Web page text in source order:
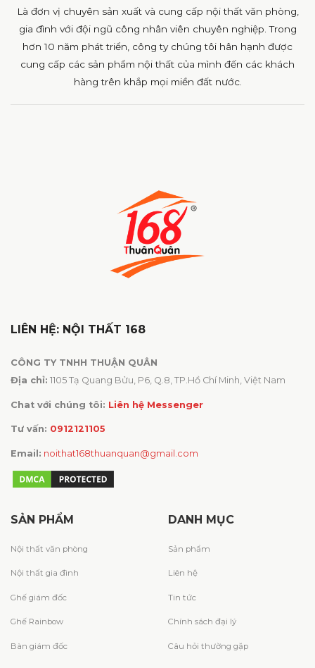
Là đơn vị chuyên sản xuất và cung cấp nội thất văn phòng,
gia đình với đội ngũ công nhân viên chuyên nghiệp. Trong
hơn 10 năm phát triển, công ty chúng tôi hân hạnh được
cung cấp các sản phẩm nội thất của mình đến các khách
hàng trên khắp mọi miền đất nước.
LIÊN HỆ: NỘI THẤT 168
CÔNG TY TNHH THUẬN QUÂN
Địa chỉ: 1105 Tạ Quang Bửu, P6, Q.8, TP.Hồ Chí Minh, Việt Nam
Chat với chúng tôi: Liên hệ Messenger
Tư vấn: 0912121105
Email: noithat168thuanquan@gmail.com
SẢN PHẨM
Nội thất văn phòng
Nội thất gia đình
Ghế giám đốc
Ghế Rainbow
Bàn giám đốc
DANH MỤC
Sản phẩm
Liên hệ
Tin tức
Chính sách đại lý
Câu hỏi thường gặp